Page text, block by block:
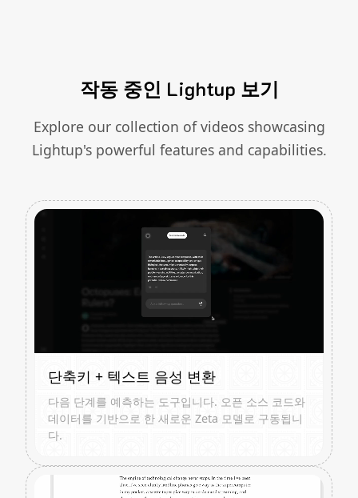
작동 중인 Lightup 보기
Explore our collection of videos showcasing
Lightup's powerful features and capabilities.
단축키 + 텍스트 음성 변환
다음 단계를 예측하는 도구입니다. 오픈 소스 코드와
데이터를 기반으로 한 새로운 Zeta 모델로 구동됩니
다.